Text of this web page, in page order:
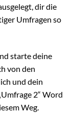
dir die
Umfragen so
starte deine
von den
und dein
2“ Word
Weg.